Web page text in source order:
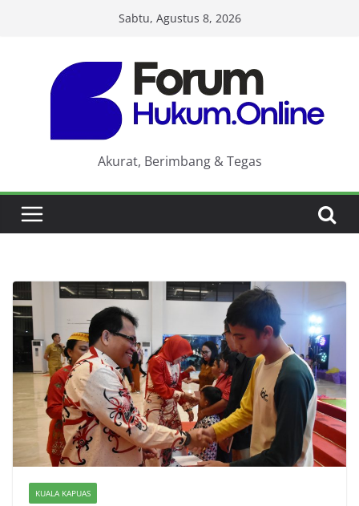
Sabtu, Agustus 8, 2026
Akurat, Berimbang & Tegas
KUALA KAPUAS